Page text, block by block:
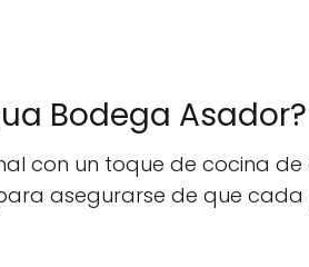
Bodega Asador?
con un toque de cocina
asegurarse de que